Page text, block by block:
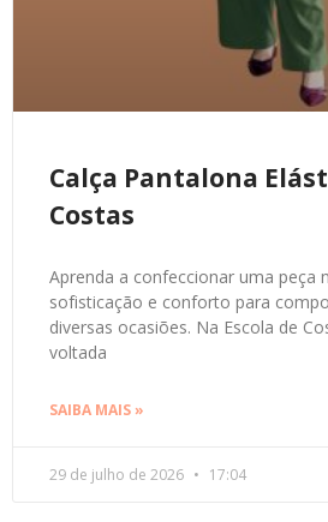
Calça Pantalona
Costas
Aprenda a confeccionar uma peça
sofisticação e conforto para
diversas ocasiões. Na Escola de
voltada
SAIBA MAIS »
29 de julho de 2026 17:04